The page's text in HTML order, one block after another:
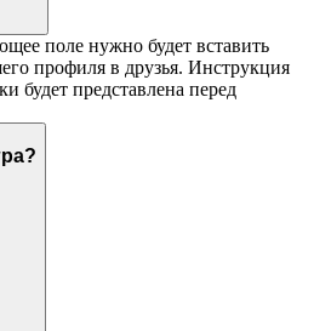
поле нужно будет вставить
профиля в друзья. Инструкция
будет представлена перед